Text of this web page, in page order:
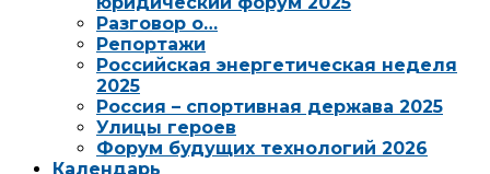
Разговор о…
Репортажи
Российская энергетическая неделя
2025
Россия – спортивная держава 2025
Улицы героев
Форум будущих технологий 2026
Календарь